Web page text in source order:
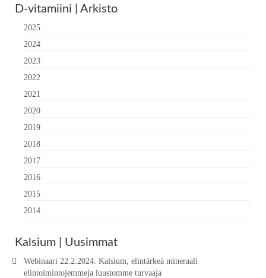
D-vitamiini | Arkisto
2025
2024
2023
2022
2021
2020
2019
2018
2017
2016
2015
2014
Kalsium | Uusimmat
Webinaari 22.2.2024: Kalsium, elintärkeä mineraali
elintoimintojemmeja luustomme turvaaja